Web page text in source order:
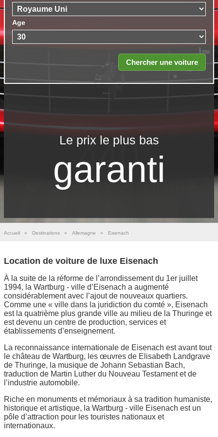
Age
Le prix le​ plus bas
garanti
Accueil » Destinations » Allemagne » Eisenach
Location de voiture de luxe Eisenach
À la suite de la réforme de l’arrondissement du 1er juillet
1994, la Wartburg - ville d’Eisenach a augmenté
considérablement avec l’ajout de nouveaux quartiers.
Comme une « ville dans la juridiction du comté », Eisenach
est la quatrième plus grande ville au milieu de la Thuringe et
est devenu un centre de production, services et
établissements d’enseignement.
La reconnaissance internationale de Eisenach est avant tout
le château de Wartburg, les œuvres de Elisabeth Landgrave
de Thuringe, la musique de Johann Sebastian Bach,
traduction de Martin Luther du Nouveau Testament et de
l’industrie automobile.
Riche en monuments et mémoriaux à sa tradition humaniste,
historique et artistique, la Wartburg - ville Eisenach est un
pôle d’attraction pour les touristes nationaux et
internationaux.